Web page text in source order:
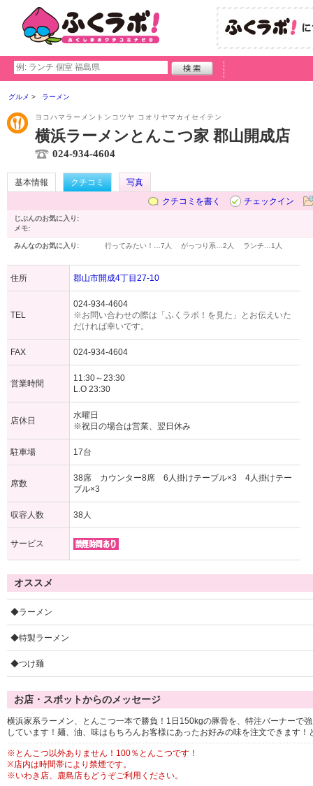
グルメ ラーメン
ヨコハマラーメントンコツヤ コオリヤマカイセイテン
横浜ラーメンとんこつ家 郡山開成店
024-934-4604
基本情報 クチコミ
写真
クチコミを書く
チェックイン
じぶんのお気に入り:
メモ:
みんなのお気に入り: 行ってみたい！… 7人 がっつり系… 2人 ランチ… 1人
住所 郡山市開成4丁目27-10
TEL
024-934-4604
※お問い合わせの際は「ふくラボ！を見た」とお伝えいた
だければ幸いです。
FAX 024-934-4604
営業時間
11:30～23:30
L.O 23:30
店休日
水曜日
※祝日の場合は営業、翌日休み
駐車場 17台
席数
38席 カウンター8席 6人掛けテーブル×3 4人掛けテー
ブル×3
収容人数 38人
サービス
オススメ
◆ラーメン
◆特製ラーメン
◆つけ麺
お店・スポットからのメッセージ
横浜家系ラーメン、とんこつ一本で勝負！1日150kgの豚骨を、特注バーナーで
しています！麺、油、味はもちろんお客様にあったお好みの味を注文できます！
※とんこつ以外ありません！100％とんこつです！
※店内は時間帯により禁煙です。
※いわき店、鹿島店もどうぞご利用ください。